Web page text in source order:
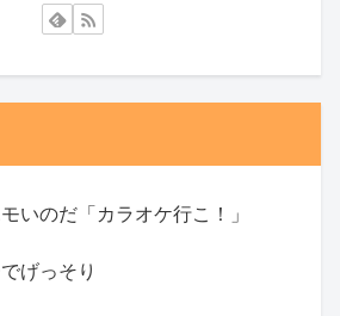
いのだ「カラオケ行こ！」
げっそり